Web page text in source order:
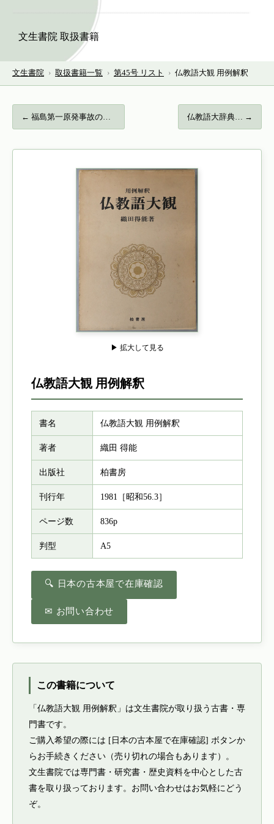
文生書院 取扱書籍
文生書院 › 取扱書籍一覧 › 第45号 リスト › 仏教語大観 用例解釈
← 福島第一原発事故の法的責任論 国・東京電… 仏教語大辞典… →
▶ 拡大して見る
仏教語大観 用例解釈
書名 仏教語大観 用例解釈
著者 織田 得能
出版社 柏書房
刊行年 1981［昭和56.3］
ページ数 836p
判型 A5
🔍 日本の古本屋で在庫確認
✉ お問い合わせ
この書籍について
「仏教語大観 用例解釈」は文生書院が取り扱う古書・専
門書です。
ご購入希望の際には [日本の古本屋で在庫確認] ボタンか
らお手続きください（売り切れの場合もあります）。
文生書院では専門書・研究書・歴史資料を中心とした古
書を取り扱っております。お問い合わせはお気軽にどう
ぞ。